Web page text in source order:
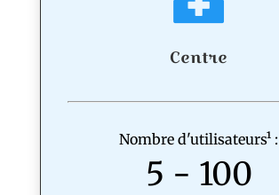
Centre
Nombre d'utilisateurs¹ :
5 - 100